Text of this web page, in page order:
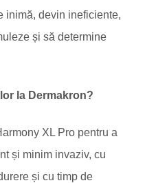
inimă, devin ineficiente,
și să determine
la Dermakron?
XL Pro pentru a
și minim invaziv, cu
și cu timp de